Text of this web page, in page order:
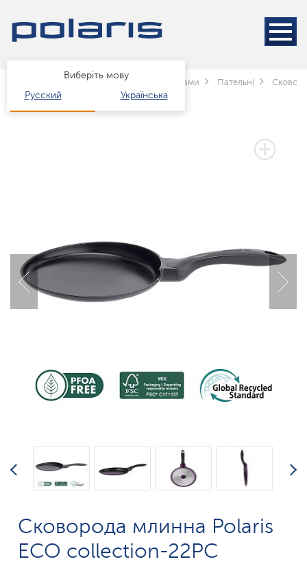
Виберіть мову
Русский
Українська
Каталог Посуд за типами Пательні
3 РОКИ ГАРАНТІЇ
Сковорода млинна Polaris
ECO collection-22PC